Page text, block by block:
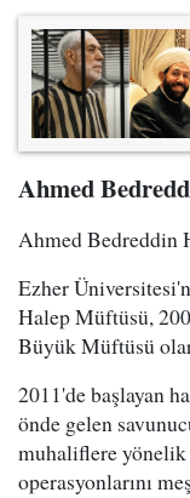
Ahmed
Ahmed Bedreddin
Ezher
Halep Müftüsü,
Büyük Müftüsü
2011'de başlayan
önde gelen
muhaliflere yönelik
operasyonlarını